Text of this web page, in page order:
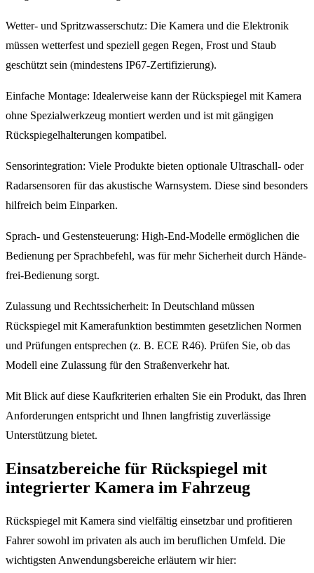
Wetter- und Spritzwasserschutz: Die Kamera und die Elektronik
müssen wetterfest und speziell gegen Regen, Frost und Staub
geschützt sein (mindestens IP67-Zertifizierung).
Einfache Montage: Idealerweise kann der Rückspiegel mit Kamera
ohne Spezialwerkzeug montiert werden und ist mit gängigen
Rückspiegelhalterungen kompatibel.
Sensorintegration: Viele Produkte bieten optionale Ultraschall- oder
Radarsensoren für das akustische Warnsystem. Diese sind besonders
hilfreich beim Einparken.
Sprach- und Gestensteuerung: High-End-Modelle ermöglichen die
Bedienung per Sprachbefehl, was für mehr Sicherheit durch Hände-
frei-Bedienung sorgt.
Zulassung und Rechtssicherheit: In Deutschland müssen
Rückspiegel mit Kamerafunktion bestimmten gesetzlichen Normen
und Prüfungen entsprechen (z. B. ECE R46). Prüfen Sie, ob das
Modell eine Zulassung für den Straßenverkehr hat.
Mit Blick auf diese Kaufkriterien erhalten Sie ein Produkt, das Ihren
Anforderungen entspricht und Ihnen langfristig zuverlässige
Unterstützung bietet.
Einsatzbereiche für Rückspiegel mit
integrierter Kamera im Fahrzeug
Rückspiegel mit Kamera sind vielfältig einsetzbar und profitieren
Fahrer sowohl im privaten als auch im beruflichen Umfeld. Die
wichtigsten Anwendungsbereiche erläutern wir hier: